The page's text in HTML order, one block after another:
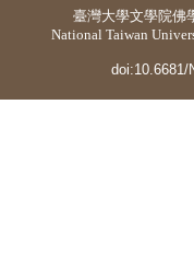
臺灣大學文學院佛
National Taiwan
doi:10.6681/